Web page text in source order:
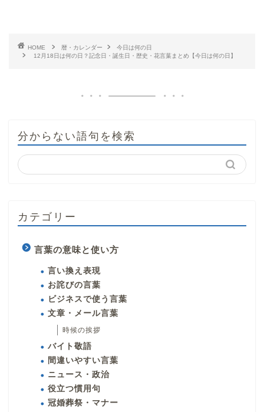
HOME 暦・カレンダー
今日は何の日
12月18日は何の日？記念日・誕生日・歴史・花言葉まとめ【今日は何の日】
分からない語句を検索
カテゴリー
言葉の意味と使い方
言い換え表現
お詫びの言葉
ビジネスで使う言葉
文章・メール言葉
時候の挨拶
バイト敬語
間違いやすい言葉
ニュース・政治
役立つ慣用句
冠婚葬祭・マナー